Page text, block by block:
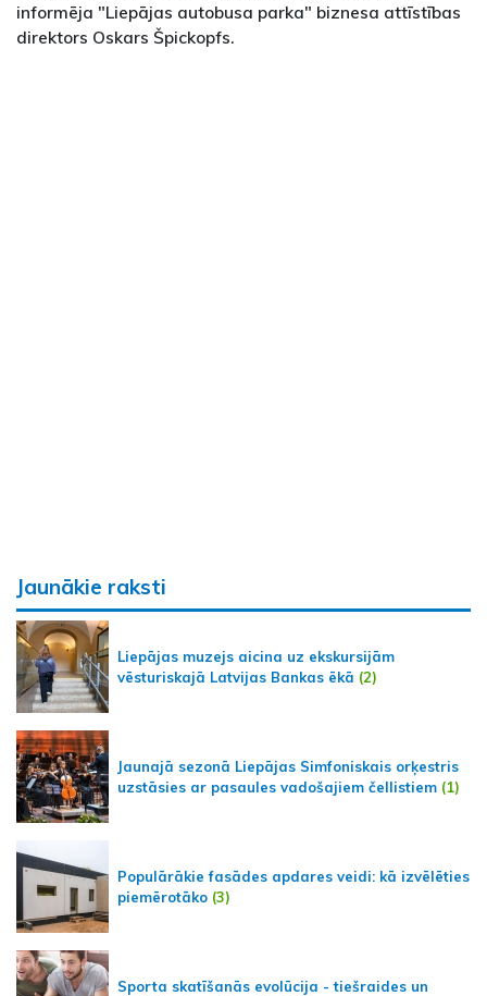
informēja "Liepājas autobusa parka" biznesa attīstības
direktors Oskars Špickopfs.
Jaunākie raksti
Liepājas muzejs aicina uz ekskursijām
vēsturiskajā Latvijas Bankas ēkā (2)
Jaunajā sezonā Liepājas Simfoniskais orķestris
uzstāsies ar pasaules vadošajiem čellistiem (1)
Populārākie fasādes apdares veidi: kā izvēlēties
piemērotāko (3)
Sporta skatīšanās evolūcija - tiešraides un